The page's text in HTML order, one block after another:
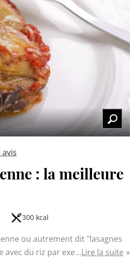
avis
: la meilleure
300 kcal
ou autrement dit "lasagnes
avec du riz par exemple, ou en
Lire la suite